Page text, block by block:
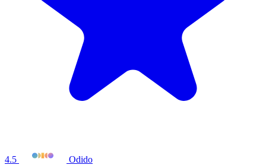
4.5 Odido